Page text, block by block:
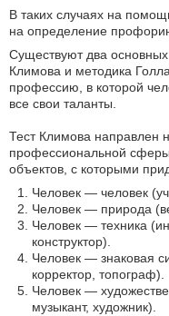
В таких случаях на
на определение
Существуют два
Климова и методика
профессию, в которой
все свои таланты.
Тест Климова направлен
профессиональной
объектов, с которыми
Человек — человек
Человек — природа
Человек — техника
конструктор).
Человек — знаковая
корректор, топограф).
Человек —
музыкант, художник).